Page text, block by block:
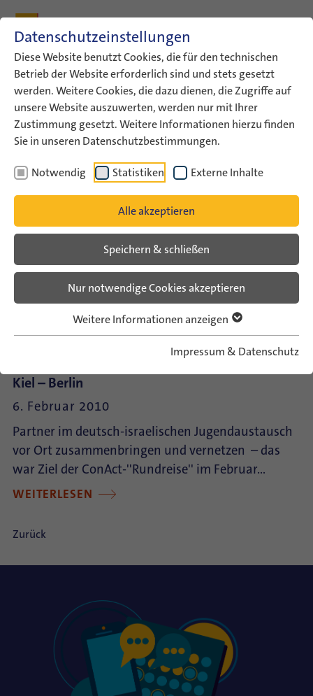
Datenschutzeinstellungen
Diese Website benutzt Cookies, die für den technischen
Betrieb der Website erforderlich sind und stets gesetzt
werden. Weitere Cookies, die dazu dienen, die Zugriffe auf
unsere Website auszuwerten, werden nur mit Ihrer
Zustimmung gesetzt. Weitere Informationen hierzu finden
Sie in unseren Datenschutzbestimmungen.
Notwendig Statistiken Externe Inhalte
Alle akzeptieren
Speichern & schließen
Nur notwendige Cookies akzeptieren
Weitere Informationen anzeigen
Impressum & Datenschutz
ConAct Über uns Archiv
Veranstaltungsarchiv
Veranstaltungsarchiv Liste
Veranstaltungsarchiv
Kiel – Berlin
6. Februar 2010
Partner im deutsch-israelischen Jugendaustausch
vor Ort zusammenbringen und vernetzen – das
war Ziel der ConAct-''Rundreise'' im Februar…
WEITERLESEN
Zurück